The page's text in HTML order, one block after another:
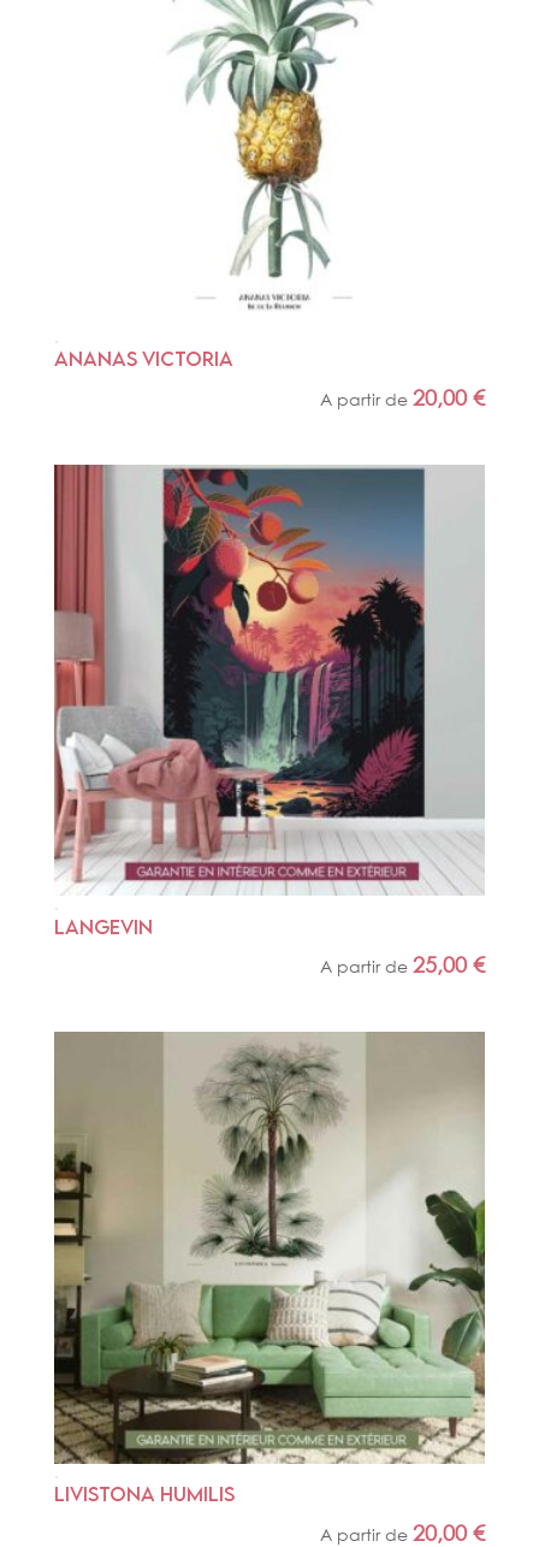
ANANAS VICTORIA
A partir de 20,00€
LANGEVIN
A partir de25,00€
LIVISTONA HUMILIS
A partir de 20,00€